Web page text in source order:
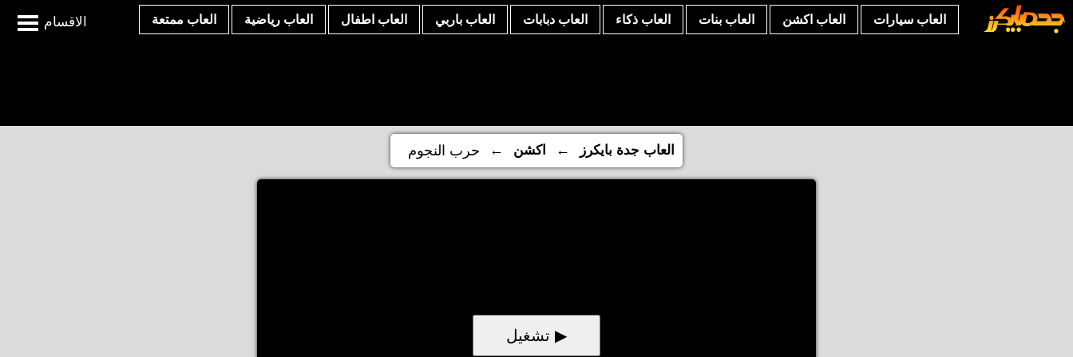
الاقسام العاب سيارات العاب اكشن العاب بنات العاب ذكاء العاب دبابات العاب باربي العاب اطفال العاب رياضية العاب ممتعة
العاب جدة بايكرز ← اكشن ← حرب النجوم
▶ تشغيل